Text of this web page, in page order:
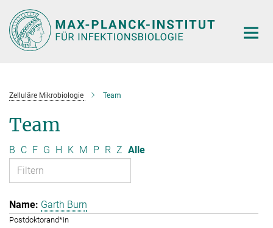
Hauptinhalt
Zelluläre Mikrobiologie Team
Team
B C F G H K M P R Z Alle
Garth Burn
Postdoktorand*in